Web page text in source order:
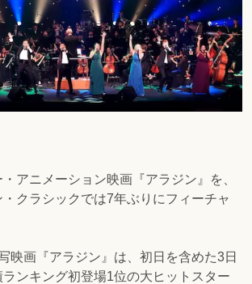
アニメーション映画『アラジン』を、
クラシックでは7年ぶりにフィーチャ
映画『アラジン』は、初日を含めた3日
ンキング初登場1位の大ヒットスター